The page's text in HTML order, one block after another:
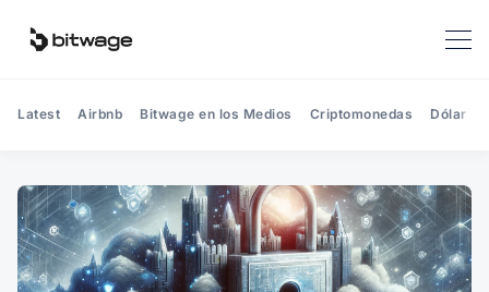
Latest Airbnb Bitwage en los Medios Criptomonedas Dólar